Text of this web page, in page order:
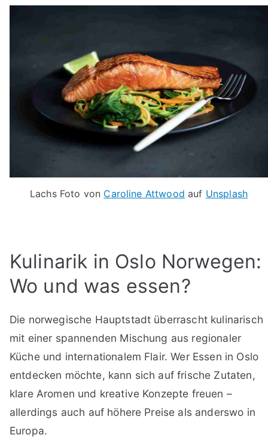
Lachs Foto von Caroline Attwood auf Unsplash
Kulinarik in Oslo Norwegen:
Wo und was essen?
Die norwegische Hauptstadt überrascht kulinarisch
mit einer spannenden Mischung aus regionaler
Küche und internationalem Flair. Wer Essen in Oslo
entdecken möchte, kann sich auf frische Zutaten,
klare Aromen und kreative Konzepte freuen –
allerdings auch auf höhere Preise als anderswo in
Europa.